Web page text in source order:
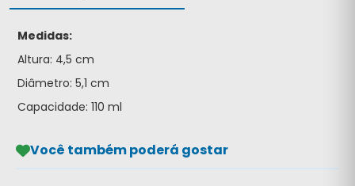
Medidas:
Altura: 4,5 cm
Diâmetro: 5,1 cm
Capacidade: 110 ml
Você também poderá gostar